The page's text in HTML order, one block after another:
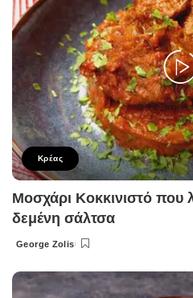
Κρέας
Μοσχάρι Κοκκινιστό που
δεμένη σάλτσα
Posted
George Zolis